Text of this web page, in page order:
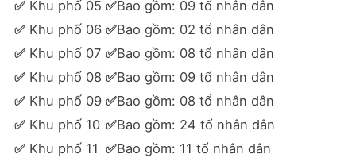
✅ Khu phố 05 ✅Bao gồm: 09 tổ nhân dân
✅ Khu phố 06 ✅Bao gồm: 02 tổ nhân dân
✅ Khu phố 07 ✅Bao gồm: 08 tổ nhân dân
✅ Khu phố 08 ✅Bao gồm: 09 tổ nhân dân
✅ Khu phố 09 ✅Bao gồm: 08 tổ nhân dân
✅ Khu phố 10 ✅Bao gồm: 24 tổ nhân dân
✅ Khu phố 11 ✅Bao gồm: 11 tổ nhân dân